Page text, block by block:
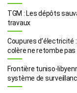
TGM : Les dépôts
travaux
Coupures d’électricité
colère ne retombe pas
Frontière tuniso-
système de